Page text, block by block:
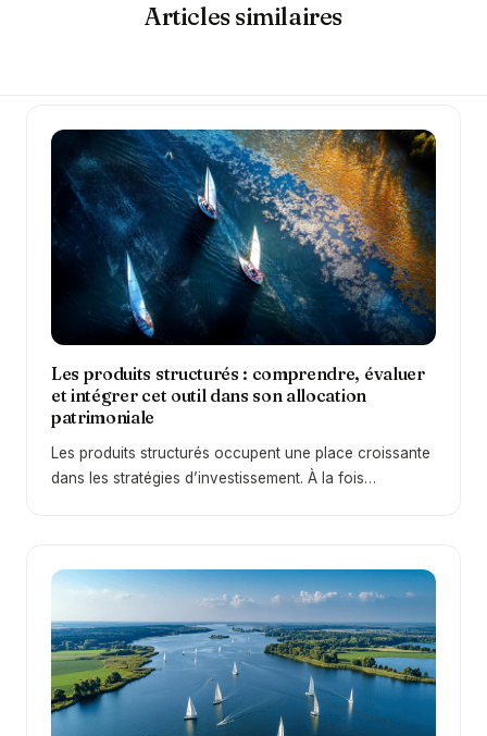
Articles similaires
Les produits structurés : comprendre, évaluer
et intégrer cet outil dans son allocation
patrimoniale
Les produits structurés occupent une place croissante
dans les stratégies d’investissement. À la fois
et les limites ? Et surtout, dans quels cas peuvent-ils
apporter une véritable valeur ajoutée au sein d’un
patrimoine ? Pour répondre à ces questions, il est
essentiel de revenir à l’essentiel : comprendre ce qu’est
un produit structuré, comment il fonctionne et dans
quel cadre il doit être utilisé.